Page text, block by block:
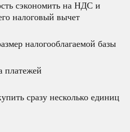
сэкономить на НДС и
налоговый вычет
налогооблагаемой базы
платежей
сразу несколько единиц